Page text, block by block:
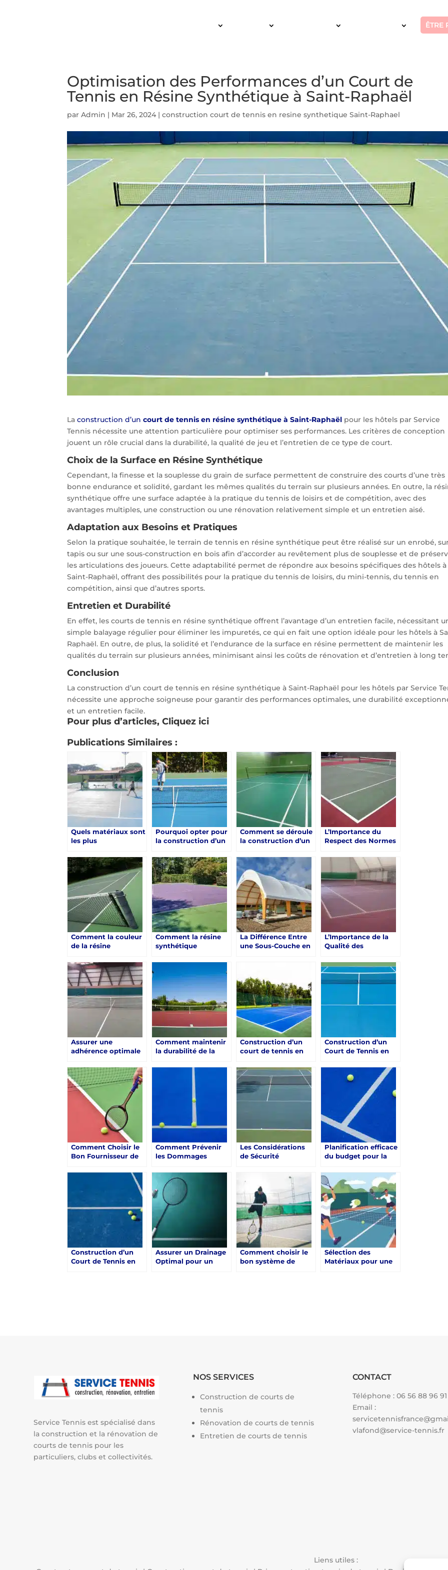
ÊTRE
Optimisation des Performances d’un Court de
Tennis en Résine Synthétique à Saint-Raphaël
parAdmin | Mar 26, 2024 |construction court de tennis en resine synthetique Saint-Raphael
Laconstruction d’uncourt de tennis en résine synthétique à Saint-Raphaël pour les hôtels par Service
Tennis nécessite une attention particulière pour optimiser ses performances. Les critères de conception
jouent un rôle crucial dans la durabilité, la qualité de jeu et l’entretien de ce type de court.
Choix de la Surface en Résine Synthétique
Cependant, la finesse et la souplesse du grain de surface permettent de construire des courts d’une très
bonne endurance et solidité, gardant les mêmes qualités du terrain sur plusieurs années. En outre, la
synthétique offre une surface adaptée à la pratique du tennis de loisirs et de compétition, avec des
avantages multiples, une construction ou une rénovation relativement simple et un entretien aisé.
Adaptation aux Besoins et Pratiques
Selon la pratique souhaitée, le terrain de tennis en résine synthétique peut être réalisé sur un enrobé,
tapis ou sur une sous-construction en bois afin d’accorder au revêtement plus de souplesse et de
les articulations des joueurs. Cette adaptabilité permet de répondre aux besoins spécifiques des hôtels à
Saint-Raphaël, offrant des possibilités pour la pratique du tennis de loisirs, du mini-tennis, du tennis en
compétition, ainsi que d’autres sports.
Entretien et Durabilité
En effet, les courts de tennis en résine synthétique offrent l’avantage d’un entretien facile, nécessitant
simple balayage régulier pour éliminer les impuretés, ce qui en fait une option idéale pour les hôtels à
Raphaël. En outre, de plus, la solidité et l’endurance de la surface en résine permettent de maintenir les
qualités du terrain sur plusieurs années, minimisant ainsi les coûts de rénovation et d’entretien à long
Conclusion
La construction d’un court de tennis en résine synthétique à Saint-Raphaël pour les hôtels par Service
nécessite une approche soigneuse pour garantir des performances optimales, une durabilité
et un entretien facile.
Pour plus d’articles,Cliquez ici
Publications Similaires :
Quels matériaux sont
les plus
la construction d’un
court de tennis en
résine synthétique à
Saint-Raphaël ?
Pourquoi opter pour
la construction d’un
résine synthétique à
Saint-Raphaël ?
Comment se déroule
la construction d’un
résine synthétique à
Saint-Raphaël ?
L’Importance du
Respect des Normes
un Court de Tennis
en Résine
Synthétique à Saint-
Raphaël
Comment la couleur
de la résine
t-elle la performance
du court de tennis à
Saint-Raphaël ?
Comment la résine
synthétique
l’expérience de jeu
tennis à Saint-
Raphaël ?
La Différence Entre
une Sous-Couche en
Court de Tennis à
Saint-Raphaël
L’Importance de la
Qualité des
Construction d’un
Court de Tennis en
Résine Synthétique à
Saint-Raphaël
Assurer une
adhérence optimale
tennis en résine
synthétique à Saint-
Raphaël
Comment maintenir
la durabilité de la
Construction d’un
court de tennis en
résine synthétique à
Saint-Raphaël ?
Construction d’un
court de tennis en
Saint-Raphaël avec
Les Avantages de
Choisir une Surface
pour la
Construction d’un
Court de Tennis en
Saint-Raphaël
Comment Choisir le
Bon Fournisseur de
Construction d’un
Court de Tennis en
Résine Synthétique à
Comment Prévenir
les Dommages
Intempéries sur la
construction d’un
Court de Tennis en
Résine Synthétique à
Saint-Raphaël ?
Les Considérations
de Sécurité
Court de Tennis en
Résine Synthétique à
Saint-Raphaël
Planification efficace
du budget pour la
court de tennis en
résine synthétique à
Saint-Raphaël
Construction d’un
Court de Tennis en
Assurer un Drainage
Optimal pour un
Comment choisir le
bon système de
Sélection des
Matériaux pour une
Service Tennis est spécialisé dans
la construction et la rénovation de
courts de tennis pour les
particuliers, clubs et collectivités.
NOS SERVICES
Construction de courts de
tennis
Rénovation de courts de tennis
Entretien de courts de tennis
CONTACT
Téléphone :06 56 88 96 91
Email :
vlafond@service-tennis.fr
Liens utiles :